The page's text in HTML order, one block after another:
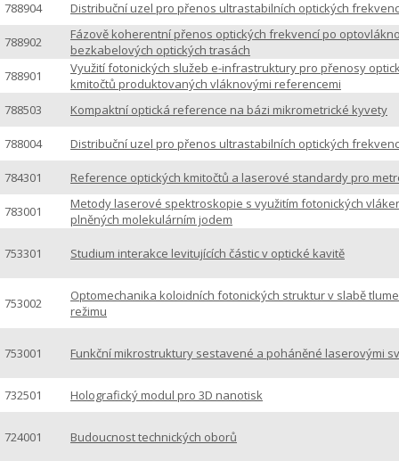
788904
Distribuční uzel pro přenos ultrastabilních optických
788902
Fázově koherentní přenos optických frekvencí po
bezkabelových optických trasách
788901
Využití fotonických služeb e-infrastruktury pro přenosy
kmitočtů produktovaných vláknovými referencemi
788503
Kompaktní optická reference na bázi mikrometrické kyvety
788004 Distribuční uzel pro přenos ultrastabilních optických
784301 Reference optických kmitočtů a laserové standardy pro
783001
Metody laserové spektroskopie s využitím fotonických
plněných molekulárním jodem
753301 Studium interakce levitujících částic v optické kavitě
753002
Optomechanika koloidních fotonických struktur v slabě
režimu
753001 Funkční mikrostruktury sestavené a poháněné laserovými
732501 Holografický modul pro 3D nanotisk
724001 Budoucnost technických oborů